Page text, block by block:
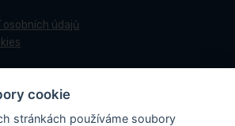
údajů
2026 Pneucentrum N&N.
stránky realizovalMatosoft.
cookie
stránkách používáme soubory